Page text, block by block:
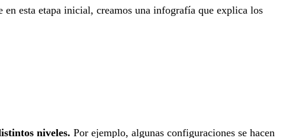
en esta etapa inicial, creamos una infografía que explica los
niveles. Por ejemplo, algunas configuraciones se hacen